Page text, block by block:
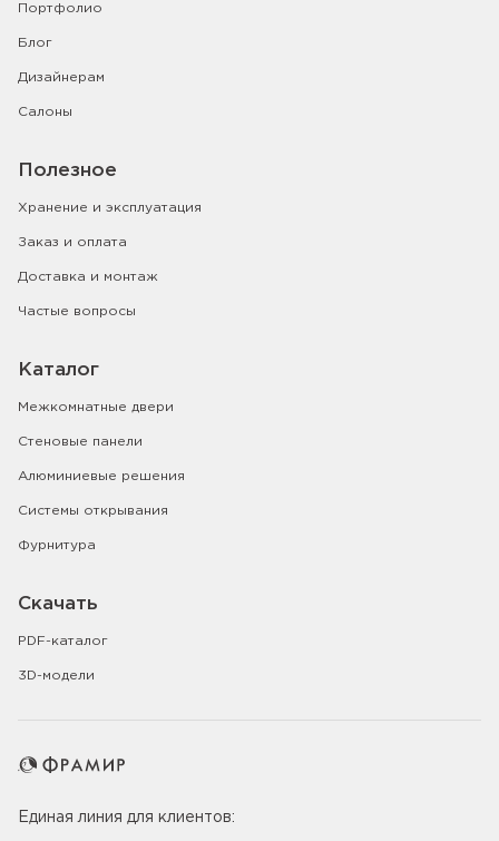
Портфолио
Блог
Дизайнерам
Салоны
Полезное
Хранение и эксплуатация
Заказ и оплата
Доставка и монтаж
Частые вопросы
Каталог
Межкомнатные двери
Стеновые панели
Алюминиевые решения
Системы открывания
Фурнитура
Скачать
PDF-каталог
3D-модели
Единая линия для клиентов: